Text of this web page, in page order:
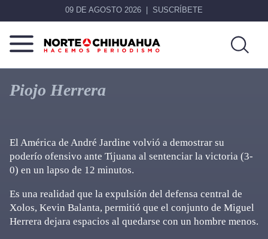
09 DE AGOSTO 2026 SUSCRÍBETE
Norte
De
Chihuahua
Más
que
noticias,
Piojo Herrera
El América de André Jardine volvió a demostrar su
poderío ofensivo ante Tijuana al sentenciar la victoria (3-
0) en un lapso de 12 minutos.
Es una realidad que la expulsión del defensa central de
Xolos, Kevin Balanta, permitió que el conjunto de Miguel
Herrera dejara espacios al quedarse con un hombre menos.